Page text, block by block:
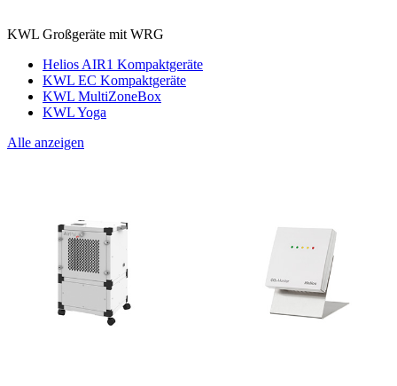
KWL Großgeräte mit WRG
Helios AIR1 Kompaktgeräte
KWL EC Kompaktgeräte
KWL MultiZoneBox
KWL Yoga
Alle anzeigen